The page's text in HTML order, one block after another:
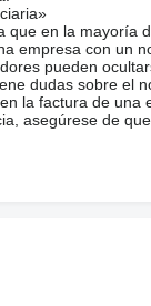
que en la mayoría
empresa con un
pueden
dudas sobre el
la factura de una
asegúrese de